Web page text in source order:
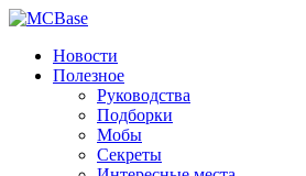
Новости
Полезное
Руководства
Подборки
Мобы
Секреты